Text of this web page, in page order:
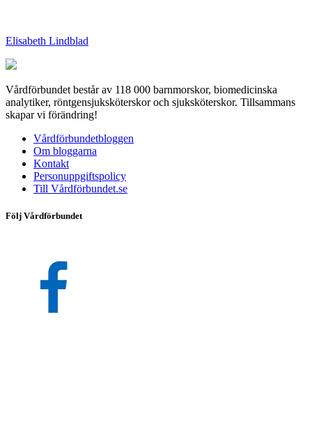
Elisabeth Lindblad
Vårdförbundet består av 118 000 barnmorskor, biomedicinska
analytiker, röntgensjuksköterskor och sjuksköterskor. Tillsammans
skapar vi förändring!
Vårdförbundetbloggen
Om bloggarna
Kontakt
Personuppgiftspolicy
Till Vårdförbundet.se
Följ Vårdförbundet